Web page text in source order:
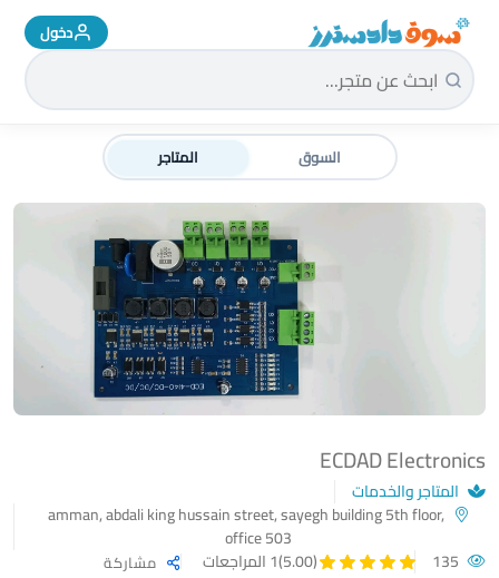
سوق دادسترز الرئيسية دخول
السوق المتاجر
ECDAD Electronics
المتاجر والخدمات
amman, abdali king hussain street, sayegh building 5th floor,
office 503
(5.00) 1 المراجعات مشاركة